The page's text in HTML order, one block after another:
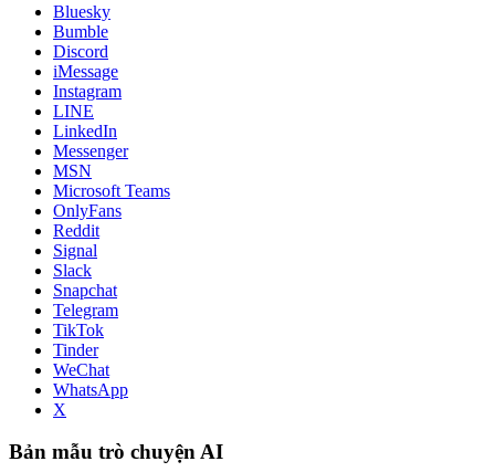
Bluesky
Bumble
Discord
iMessage
Instagram
LINE
LinkedIn
Messenger
MSN
Microsoft Teams
OnlyFans
Reddit
Signal
Slack
Snapchat
Telegram
TikTok
Tinder
WeChat
WhatsApp
X
Bản mẫu trò chuyện AI